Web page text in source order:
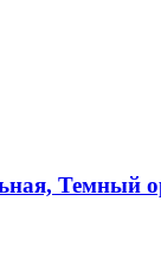
Темный